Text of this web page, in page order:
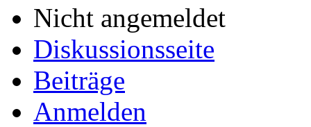
Nicht angemeldet
Diskussionsseite
Beiträge
Anmelden